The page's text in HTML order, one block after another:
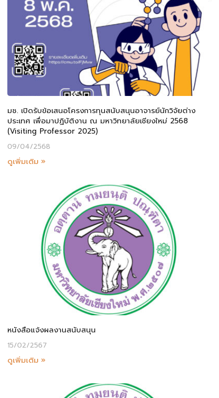
มช. เปิดรับข้อเสนอโครงการทุนสนับสนุนอาจารย์นักวิจัยต่าง
ประเทศ เพื่อมาปฏิบัติงาน ณ มหาวิทยาลัยเชียงใหม่ 2568
(Visiting Professor 2025)
09/04/2568
ดูเพิ่มเติม »
หนังสือแจ้งผลงานสนับสนุน
15/02/2567
ดูเพิ่มเติม »